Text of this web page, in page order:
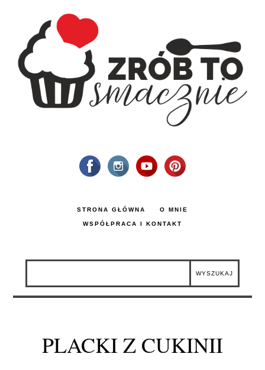
STRONA GŁÓWNA O MNIE
WSPÓŁPRACA I KONTAKT
PLACKI Z CUKINII